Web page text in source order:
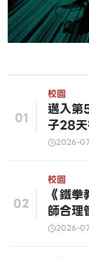
01
校園
邁入第
子28
2026-
02
校園
《鐵
師合理
2026-